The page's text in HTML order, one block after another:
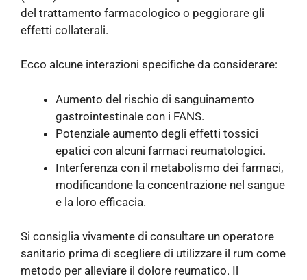
del trattamento farmacologico o peggiorare gli
effetti collaterali.
Ecco alcune interazioni specifiche da considerare:
Aumento del rischio di sanguinamento
gastrointestinale con i FANS.
Potenziale aumento degli effetti tossici
epatici con alcuni farmaci reumatologici.
Interferenza con il metabolismo dei farmaci,
modificandone la concentrazione nel sangue
e la loro efficacia.
Si consiglia vivamente di consultare un operatore
sanitario prima di scegliere di utilizzare il rum come
metodo per alleviare il dolore reumatico. Il